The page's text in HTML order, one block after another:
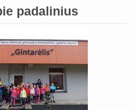
padalinius